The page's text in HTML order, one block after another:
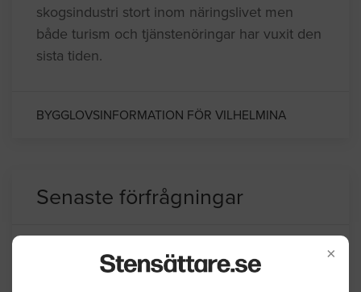
×
skogsindustri stort inom näringslivet men
både turism och tjänstenöringar har vuxit den
sista tiden.
BYGGLOVSINFORMATION FÖR VILHELMINA
Senaste förfrågningar
Stensättning / Marksten